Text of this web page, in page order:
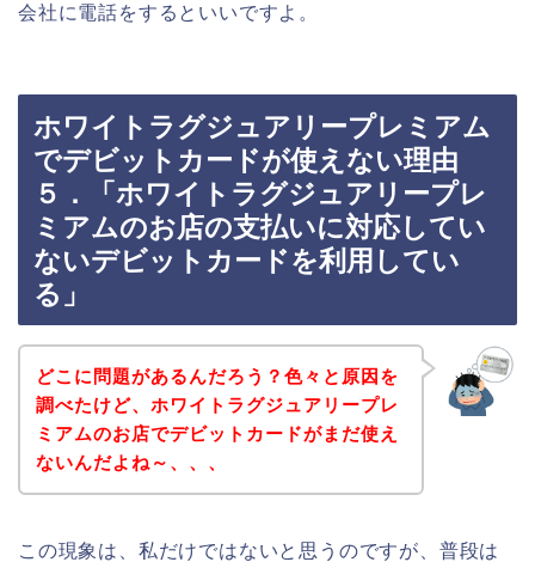
会社に電話をするといいですよ。
ホワイトラグジュアリープレミアム
でデビットカードが使えない理由
５．「ホワイトラグジュアリープレ
ミアムのお店の支払いに対応してい
ないデビットカードを利用してい
る」
どこに問題があるんだろう？色々と原因を
調べたけど、ホワイトラグジュアリープレ
ミアムのお店でデビットカードがまだ使え
ないんだよね～、、、
この現象は、私だけではないと思うのですが、普段は